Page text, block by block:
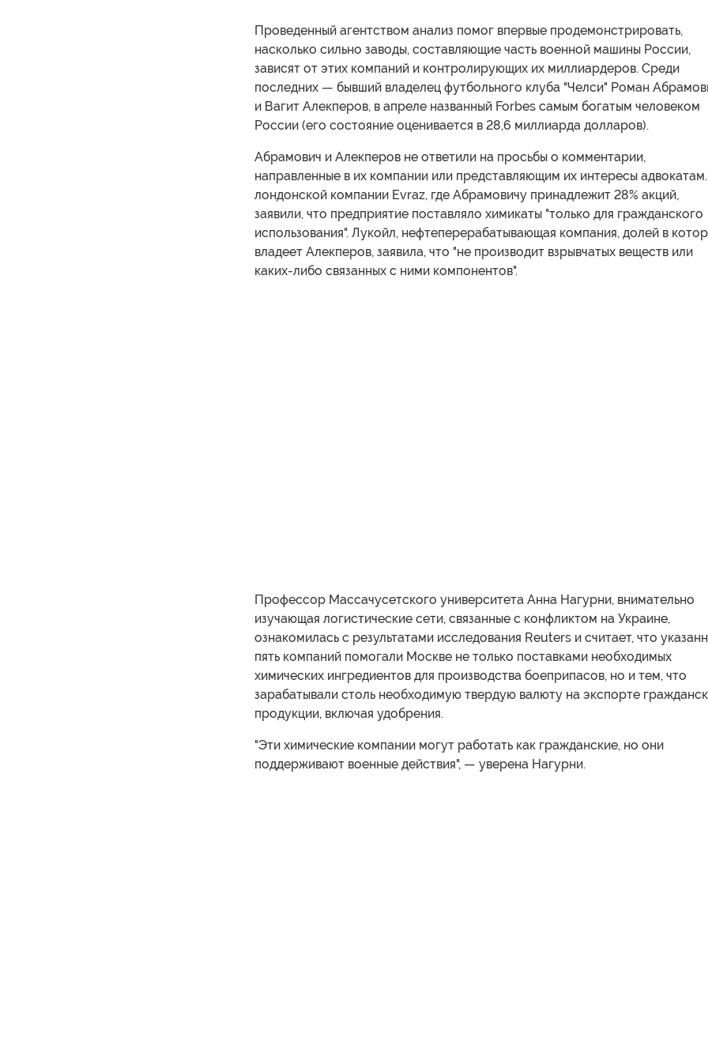
Проведенный агентством анализ помог впервые продемонстрировать,
насколько сильно заводы, составляющие часть военной машины России,
зависят от этих компаний и контролирующих их миллиардеров. Среди
последних — бывший владелец футбольного клуба "Челси" Роман
и Вагит Алекперов, в апреле названный Forbes самым богатым человеком
России (его состояние оценивается в 28,6 миллиарда долларов).
Абрамович и Алекперов не ответили на просьбы о комментарии,
направленные в их компании или представляющим их интересы
лондонской компании Evraz, где Абрамовичу принадлежит 28% акций,
заявили, что предприятие поставляло химикаты "только для гражданского
использования". Лукойл, нефтеперерабатывающая компания, долей в
владеет Алекперов, заявила, что "не производит взрывчатых веществ или
каких-либо связанных с ними компонентов".
Профессор Массачусетского университета Анна Нагурни, внимательно
изучающая логистические сети, связанные с конфликтом на Украине,
ознакомилась с результатами исследования Reuters и считает, что
пять компаний помогали Москве не только поставками необходимых
химических ингредиентов для производства боеприпасов, но и тем, что
зарабатывали столь необходимую твердую валюту на экспорте
продукции, включая удобрения.
"Эти химические компании могут работать как гражданские, но они
поддерживают военные действия", — уверена Нагурни.